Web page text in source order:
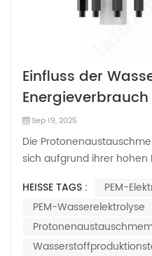
Einfluss der
elektrolytischen
Sep 19, 2025
Die
sich aufgrund ihrer hohen
Reaktionsgeschwindigkeit
Methoden entwickelt.
hauptsächlich auf die
HEISSE TAGS :
PEM-
PEM-Wasserelektrolyse